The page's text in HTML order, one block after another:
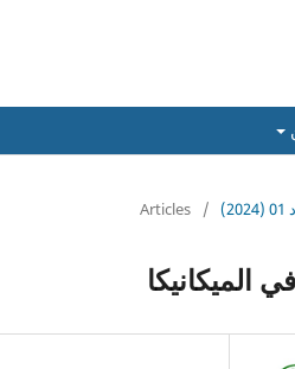
/
Articles
الميكانيكا